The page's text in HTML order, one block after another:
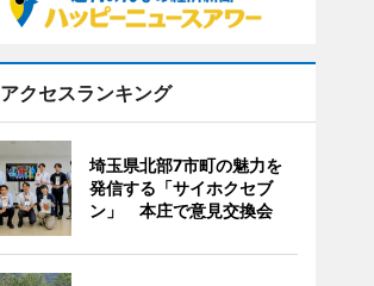
アクセスランキング
埼玉県北部7市町の魅力を
発信する「サイホクセブ
ン」 本庄で意見交換会